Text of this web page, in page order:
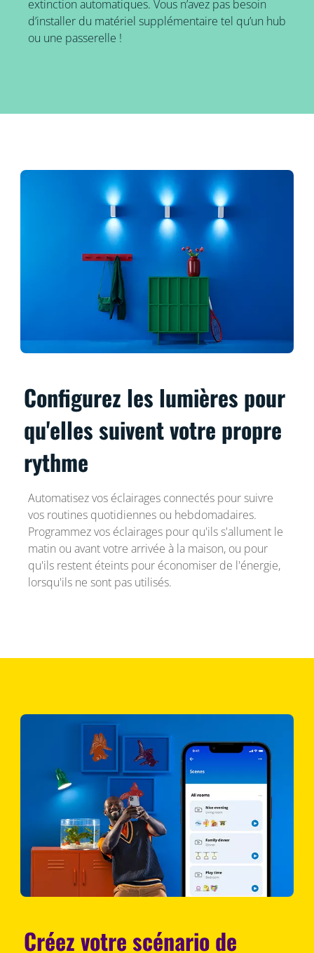
extinction automatiques. Vous n’avez pas besoin
d’installer du matériel supplémentaire tel qu’un hub
ou une passerelle !
Configurez les lumières pour
qu'elles suivent votre propre
rythme
Automatisez vos éclairages connectés pour suivre
vos routines quotidiennes ou hebdomadaires.
Programmez vos éclairages pour qu'ils s'allument le
matin ou avant votre arrivée à la maison, ou pour
qu'ils restent éteints pour économiser de l'énergie,
lorsqu'ils ne sont pas utilisés.
Créez votre scénario de